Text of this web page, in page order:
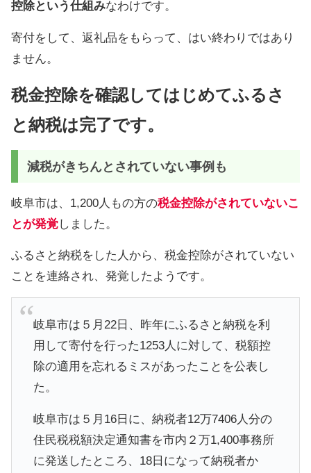
控除という仕組みなわけです。
寄付をして、返礼品をもらって、はい終わりではあり
ません。
税金控除を確認してはじめてふるさ
と納税は完了です。
減税がきちんとされていない事例も
岐阜市は、1,200人もの方の税金控除がされていないこ
とが発覚しました。
ふるさと納税をした人から、税金控除がされていない
ことを連絡され、発覚したようです。
岐阜市は５月22日、昨年にふるさと納税を利
用して寄付を行った1253人に対して、税額控
除の適用を忘れるミスがあったことを公表し
た。
岐阜市は５月16日に、納税者12万7406人分の
住民税税額決定通知書を市内２万1,400事務所
に発送したところ、18日になって納税者か